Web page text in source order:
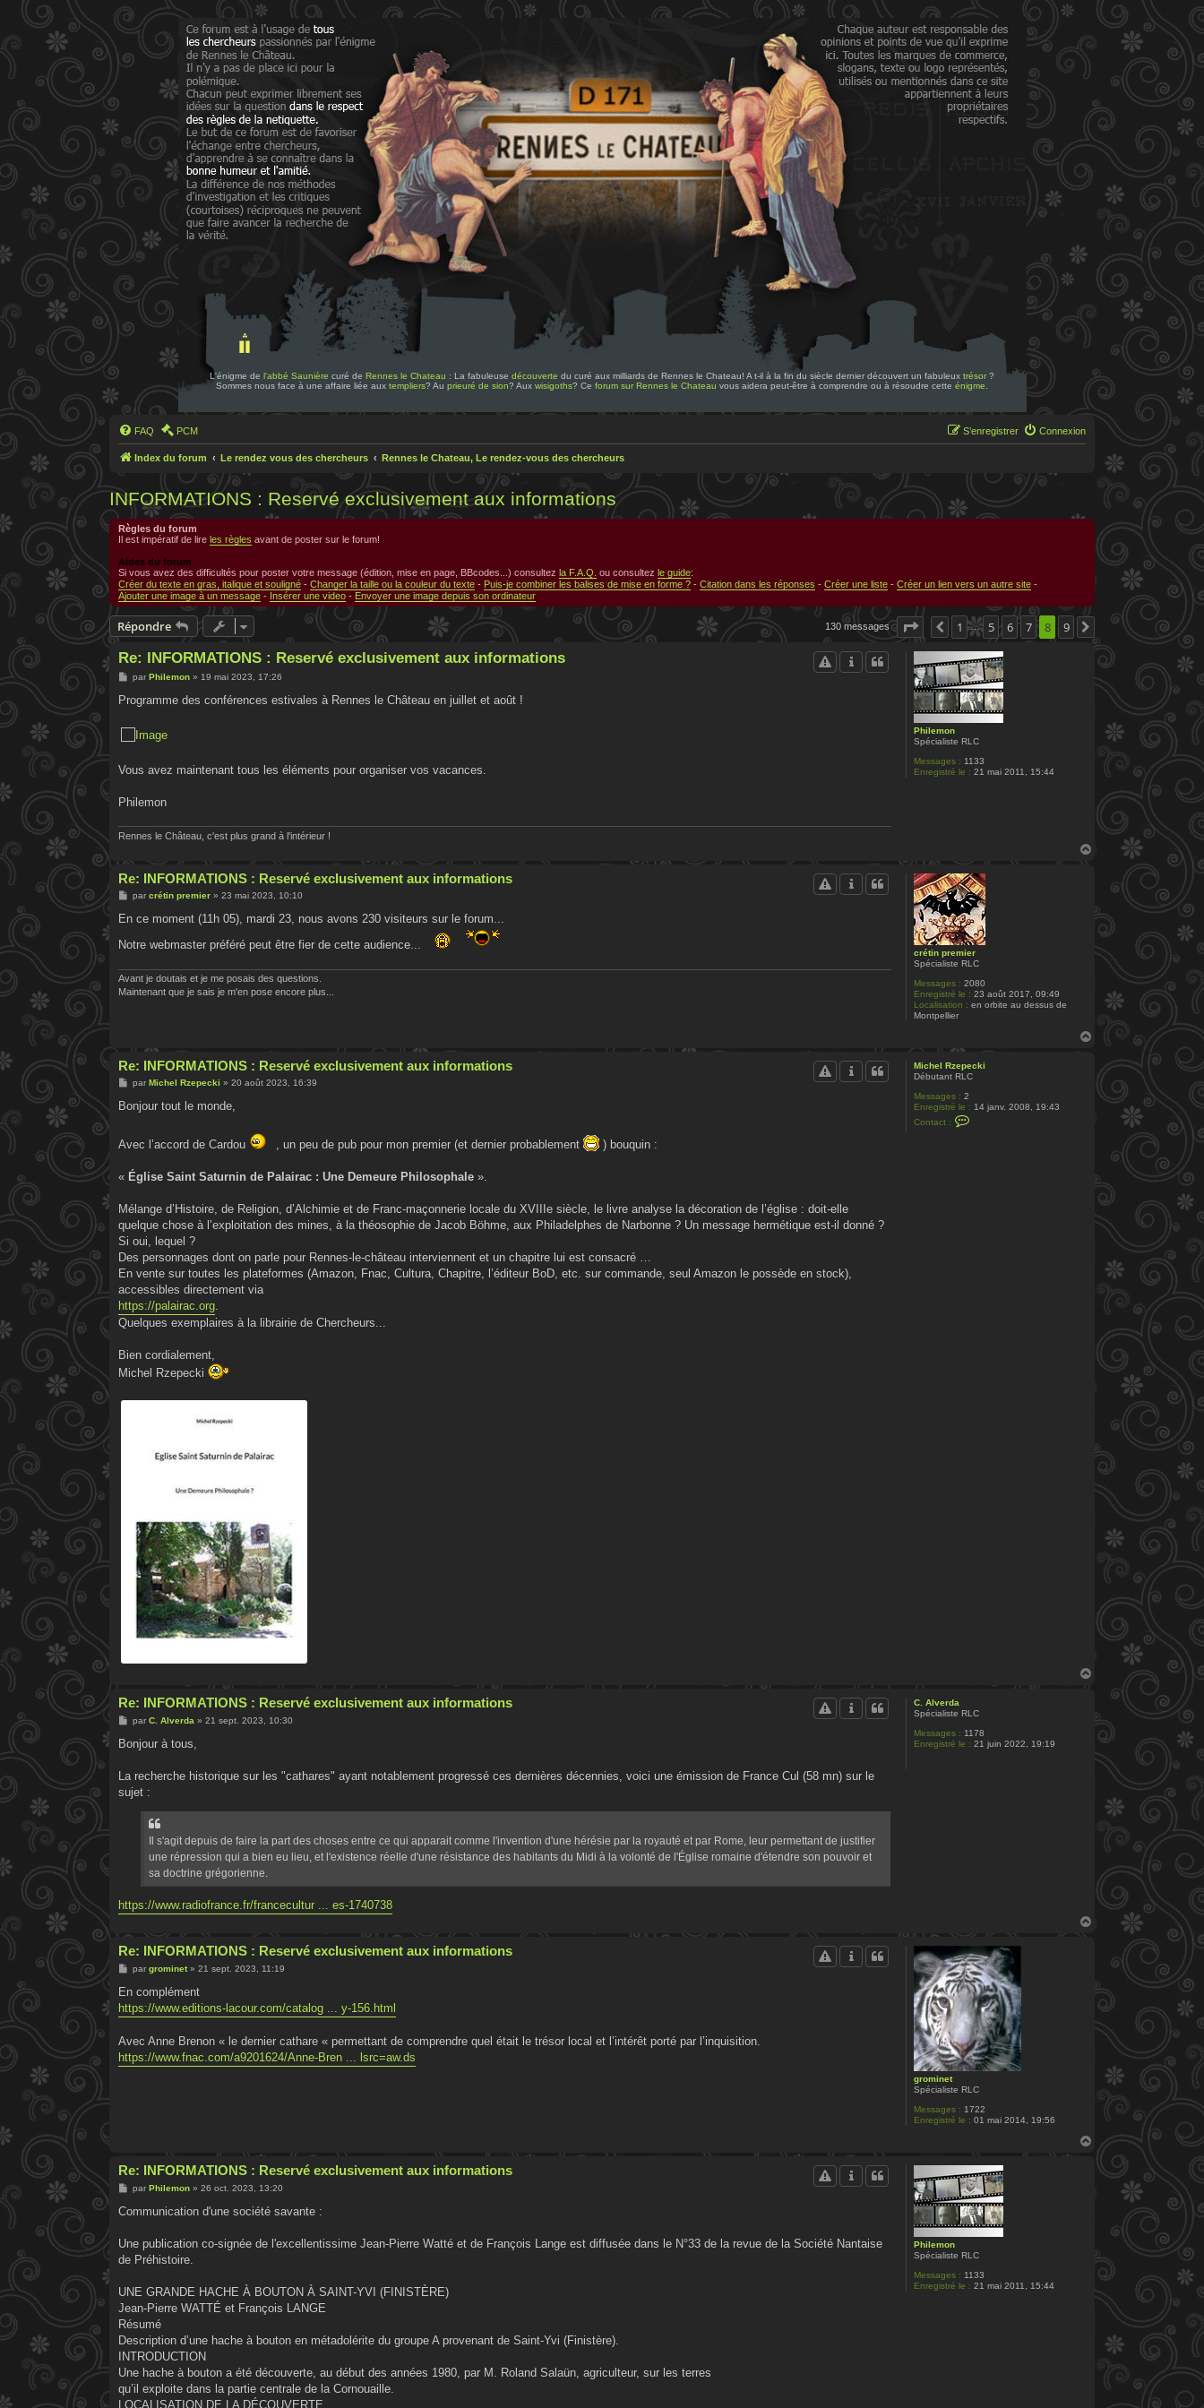
L'énigme de l'abbé Saunière curé de Rennes le Chateau : La fabuleuse découverte du curé aux milliards de Rennes le Chateau! A t-il à la fin du siècle dernier découvert un fabuleux trésor ?
Sommes nous face à une affaire liée aux templiers? Au prieuré de sion? Aux wisigoths? Ce forum sur Rennes le Chateau vous aidera peut-être à comprendre ou à résoudre cette énigme
FAQ PCM Connexion
S’enregistrer
Index du forum Le rendez vous des chercheurs Rennes le Chateau, Le rendez-vous des chercheurs
INFORMATIONS : Reservé exclusivement aux informations
Règles du forum
Il est impératif de lire les règles avant de poster sur le forum!
Aides du forum
Si vous avez des difficultés pour poster votre message (édition, mise en page, BBcodes...) consultez la F.A.Q. ou consultez le guide:
Créer du texte en gras, italique et souligné - Changer la taille ou la couleur du texte - Puis-je combiner les balises de mise en forme ? - Citation dans les réponses - Créer une liste - Créer un lien vers un autre site -
Ajouter une image à un message - Insérer une video - Envoyer une image depuis son ordinateur
Répondre 130 messages Page sur9
Précédente
1 … 5 6 7 8 9 Suivante
Philemon
Spécialiste RLC
Messages : 1133
Enregistré le : 21 mai 2011, 15:44
Re: INFORMATIONS : Reservé exclusivement aux informations
M
s
g
e
par Philemon» 19 mai 2023, 17:26
Programme des conférences estivales à Rennes le Château en juillet et août !
Vous avez maintenant tous les éléments pour organiser vos vacances.
Philemon
Rennes le Château, c'est plus grand à l'intérieur !
crétin premier
Spécialiste RLC
Messages : 2080
Enregistré le : 23 août 2017, 09:49
Localisation : en orbite au dessus de
Montpellier
Re: INFORMATIONS : Reservé exclusivement aux informations
M
s
g
par crétin premier» 23 mai 2023, 10:10
En ce moment (11h 05), mardi 23, nous avons 230 visiteurs sur le forum...
Notre webmaster préféré peut être fier de cette audience...
Avant je doutais et je me posais des questions.
Maintenant que je sais je m'en pose encore plus...
Michel Rzepecki
Débutant RLC
Messages : 2
Enregistré le : 14 janv. 2008, 19:43
Contact :
Re: INFORMATIONS : Reservé exclusivement aux informations
M
s
e
par Michel Rzepecki » 20 août 2023, 16:39
Bonjour tout le monde,
Avec l’accord de Cardou , un peu de pub pour mon premier (et dernier probablement ) bouquin :
« Église Saint Saturnin de Palairac : Une Demeure Philosophale ».
Mélange d’Histoire, de Religion, d’Alchimie et de Franc-maçonnerie locale du XVIIIe siècle, le livre analyse la décoration de l’église : doit-elle
quelque chose à l’exploitation des mines, à la théosophie de Jacob Böhme, aux Philadelphes de Narbonne ? Un message hermétique est-il donné ?
Si oui, lequel ?
Des personnages dont on parle pour Rennes-le-château interviennent et un chapitre lui est consacré …
En vente sur toutes les plateformes (Amazon, Fnac, Cultura, Chapitre, l’éditeur BoD, etc. sur commande, seul Amazon le possède en stock),
accessibles directement via
https://palairac.org.
Quelques exemplaires à la librairie de Chercheurs...
Bien cordialement,
Michel Rzepecki
t
C. Alverda
Spécialiste RLC
Messages : 1178
Enregistré le : 21 juin 2022, 19:19
Re: INFORMATIONS : Reservé exclusivement aux informations
M
s
g
par C. Alverda » 21 sept. 2023, 10:30
Bonjour à tous,
La recherche historique sur les "cathares" ayant notablement progressé ces dernières décennies, voici une émission de France Cul (58 mn) sur le
sujet :
Il s'agit depuis de faire la part des choses entre ce qui apparait comme l'invention d'une hérésie par la royauté et par Rome, leur permettant de justifier
une répression qui a bien eu lieu, et l'existence réelle d'une résistance des habitants du Midi à la volonté de l'Église romaine d'étendre son pouvoir et
sa doctrine grégorienne.
https://www.radiofrance.fr/francecultur ... es-1740738
grominet
Spécialiste RLC
Messages : 1722
Enregistré le : 01 mai 2014, 19:56
Re: INFORMATIONS : Reservé exclusivement aux informations
M
s
a
par grominet» 21 sept. 2023, 11:19
En complément
https://www.editions-lacour.com/catalog ... y-156.html
Avec Anne Brenon « le dernier cathare « permettant de comprendre quel était le trésor local et l’intérêt porté par l’inquisition.
https://www.fnac.com/a9201624/Anne-Bren ... lsrc=aw.ds
a
u
Philemon
Spécialiste RLC
Messages : 1133
Enregistré le : 21 mai 2011, 15:44
Re: INFORMATIONS : Reservé exclusivement aux informations
M
s
g
par Philemon» 26 oct. 2023, 13:20
Communication d'une société savante :
Une publication co-signée de l'excellentissime Jean-Pierre Watté et de François Lange est diffusée dans le N°33 de la revue de la Société Nantaise
de Préhistoire.
UNE GRANDE HACHE À BOUTON À SAINT-YVI (FINISTÈRE)
Jean-Pierre WATTÉ et François LANGE
Résumé
Description d’une hache à bouton en métadolérite du groupe A provenant de Saint-Yvi (Finistère).
INTRODUCTION
Une hache à bouton a été découverte, au début des années 1980, par M. Roland Salaün, agriculteur, sur les terres
qu’il exploite dans la partie centrale de la Cornouaille.
LOCALISATION DE LA DÉCOUVERTE